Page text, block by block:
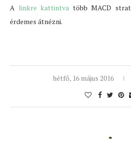
A linkre kattintva több MACD
érdemes átnézni.
hétfő, 16 május 2016